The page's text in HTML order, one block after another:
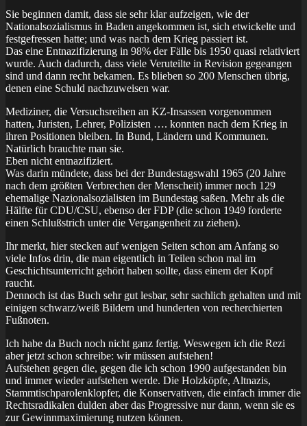
Sie beginnen damit, dass sie sehr klar aufzeigen, wie der
Nationalsozialismus in Baden angekommen ist, sich etwickelte und
festgefressen hatte; und was nach dem Krieg passiert ist.
Das eine Entnazifizierung in 98% der Fälle bis 1950 quasi relativiert
wurde. Auch dadurch, dass viele Veruteilte in Revision gegeangen
sind und dann recht bekamen. Es blieben so 200 Menschen übrig,
denen eine Schuld nachzuweisen war.
Mediziner, die Versuchsreihen an KZ-Insassen vorgenommen
hatten, Juristen, Lehrer, Polizisten …. konnten nach dem Krieg in
ihren Positionen bleiben. In Bund, Ländern und Kommunen.
Natürlich brauchte man sie.
Eben nicht entnazifiziert.
Was darin mündete, dass bei der Bundestagswahl 1965 (20 Jahre
nach dem größten Verbrechen der Menscheit) immer noch 129
ehemalige Nazionalsozialisten im Bundestag saßen. Mehr als die
Hälfte für CDU/CSU, ebenso der FDP (die schon 1949 forderte
einen Schlußstrich unter die Vergangenheit zu ziehen).
Ihr merkt, hier stecken auf wenigen Seiten schon am Anfang so
viele Infos drin, die man eigentlich in Teilen schon mal im
Geschichtsunterricht gehört haben sollte, dass einem der Kopf
raucht.
Dennoch ist das Buch sehr gut lesbar, sehr sachlich gehalten und mit
einigen schwarz/weiß Bildern und hunderten von recherchierten
Fußnoten.
Ich habe da Buch noch nicht ganz fertig. Weswegen ich die Rezi
aber jetzt schon schreibe: wir müssen aufstehen!
Aufstehen gegen die, gegen die ich schon 1990 aufgestanden bin
und immer wieder aufstehen werde. Die Holzköpfe, Altnazis,
Stammtischparolenklopfer, die Konservativen, die einfach immer die
Rechtsradikalen dulden aber das Progressive nur dann, wenn sie es
zur Gewinnmaximierung nutzen können.